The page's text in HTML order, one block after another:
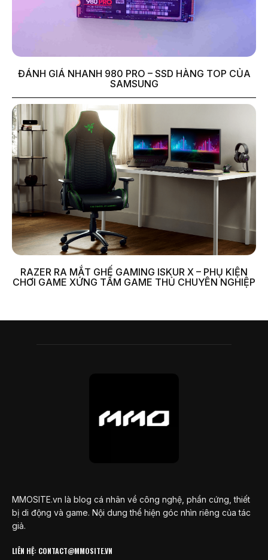
ĐÁNH GIÁ NHANH 980 PRO – SSD HÀNG TOP CỦA
SAMSUNG
RAZER RA MẮT GHẾ GAMING ISKUR X – PHỤ KIỆN
CHƠI GAME XỨNG TẦM GAME THỦ CHUYÊN NGHIỆP
MMOSITE.vn là blog cá nhân về công nghệ, phần cứng, thiết
bị di động và game. Nội dung thể hiện góc nhìn riêng của tác
giả.
LIÊN HỆ: CONTACT@MMOSITE.VN